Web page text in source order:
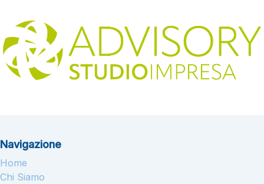
Navigazione
Home
Chi Siamo